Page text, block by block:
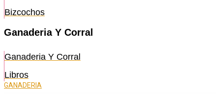
Bizcochos
Ganaderia Y Corral
Ganaderia Y Corral
Libros
GANADERIA